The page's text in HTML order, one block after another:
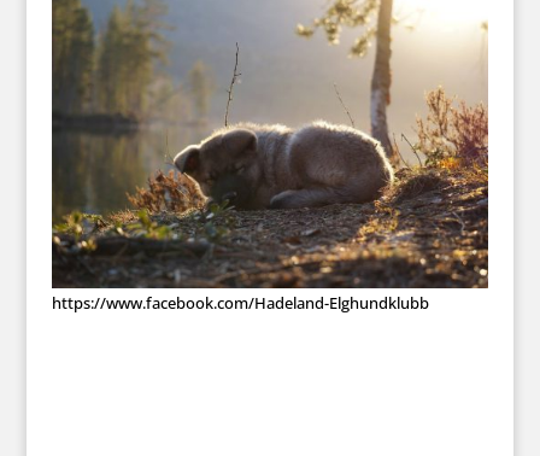
https://www.facebook.com/Hadeland-Elghundklubb